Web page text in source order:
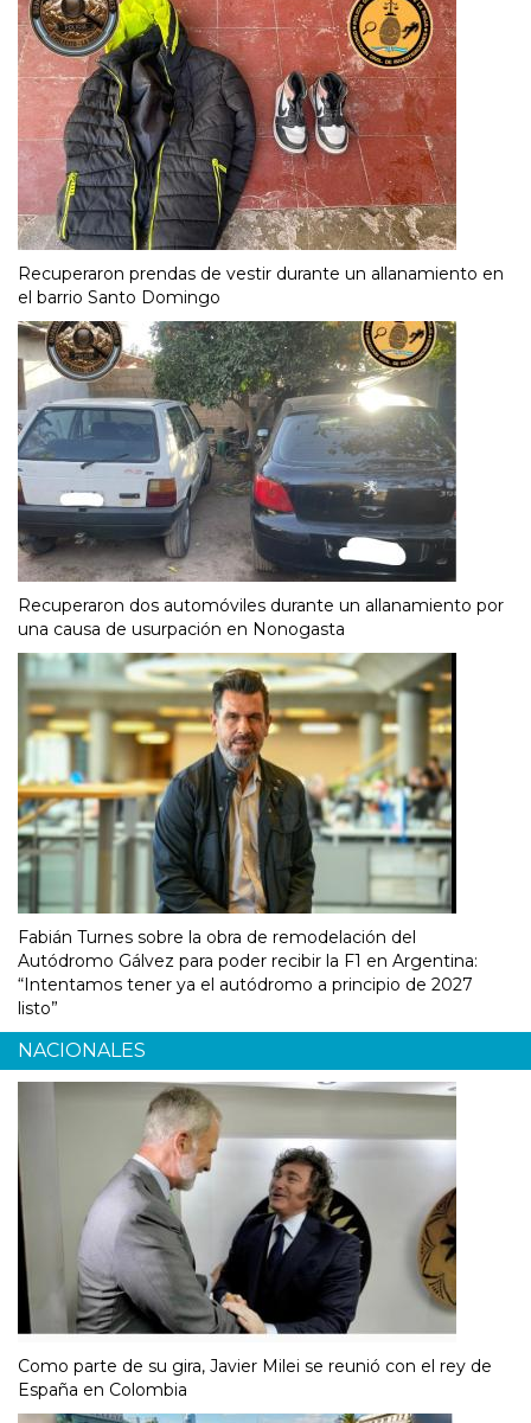
Recuperaron prendas de vestir durante un allanamiento en
el barrio Santo Domingo
Recuperaron dos automóviles durante un allanamiento por
una causa de usurpación en Nonogasta
Fabián Turnes sobre la obra de remodelación del
Autódromo Gálvez para poder recibir la F1 en Argentina:
“Intentamos tener ya el autódromo a principio de 2027
listo”
NACIONALES
Como parte de su gira, Javier Milei se reunió con el rey de
España en Colombia